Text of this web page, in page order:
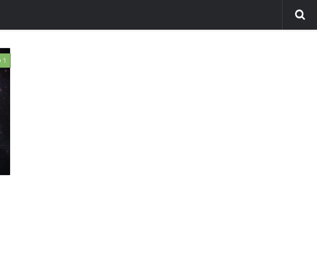
1